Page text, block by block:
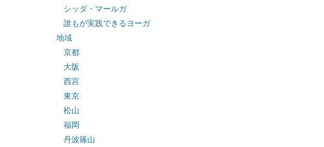
シッダ・マールガ
誰もが実践できるヨーガ
地域
京都
大阪
西宮
東京
松山
福岡
丹波篠山